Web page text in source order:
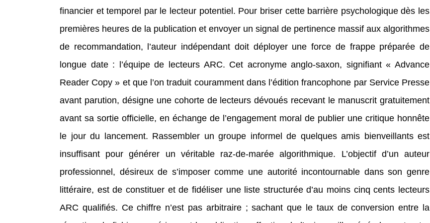
financier et temporel par le lecteur potentiel. Pour briser cette barrière psychologique dès les
premières heures de la publication et envoyer un signal de pertinence massif aux algorithmes
de recommandation, l’auteur indépendant doit déployer une force de frappe préparée de
longue date : l’équipe de lecteurs ARC. Cet acronyme anglo-saxon, signifiant « Advance
Reader Copy » et que l’on traduit couramment dans l’édition francophone par Service Presse
avant parution, désigne une cohorte de lecteurs dévoués recevant le manuscrit gratuitement
avant sa sortie officielle, en échange de l’engagement moral de publier une critique honnête
le jour du lancement. Rassembler un groupe informel de quelques amis bienveillants est
insuffisant pour générer un véritable raz-de-marée algorithmique. L’objectif d’un auteur
professionnel, désireux de s’imposer comme une autorité incontournable dans son genre
littéraire, est de constituer et de fidéliser une liste structurée d’au moins cinq cents lecteurs
ARC qualifiés. Ce chiffre n’est pas arbitraire ; sachant que le taux de conversion entre la